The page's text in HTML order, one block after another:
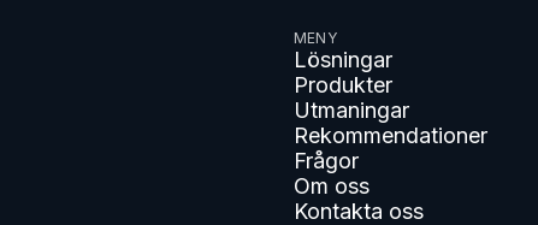
MENY
Lösningar
Produkter
Utmaningar
Rekommendationer
Frågor
Om oss
Kontakta oss